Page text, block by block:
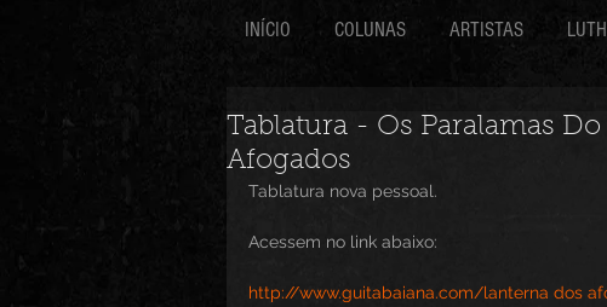
INÍCIO COLUNAS ARTISTAS
Tablatura - Os Paralamas
Afogados
Tablatura nova pessoal.
Acessem no link abaixo:
http://www.guitabaiana.com/lanterna dos